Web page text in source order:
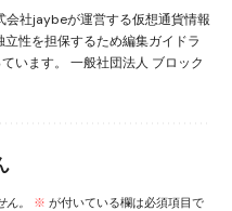
社jaybeが運営する仮想通貨情報
性を担保するため編集ガイドラ
います。 一般社団法人 ブロック
。 ※ が付いている欄は必須項目で